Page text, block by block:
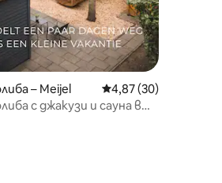
5, 49 отзива
– Meijel Средна оценка:
4,87 (30)
с джакузи и сауна в